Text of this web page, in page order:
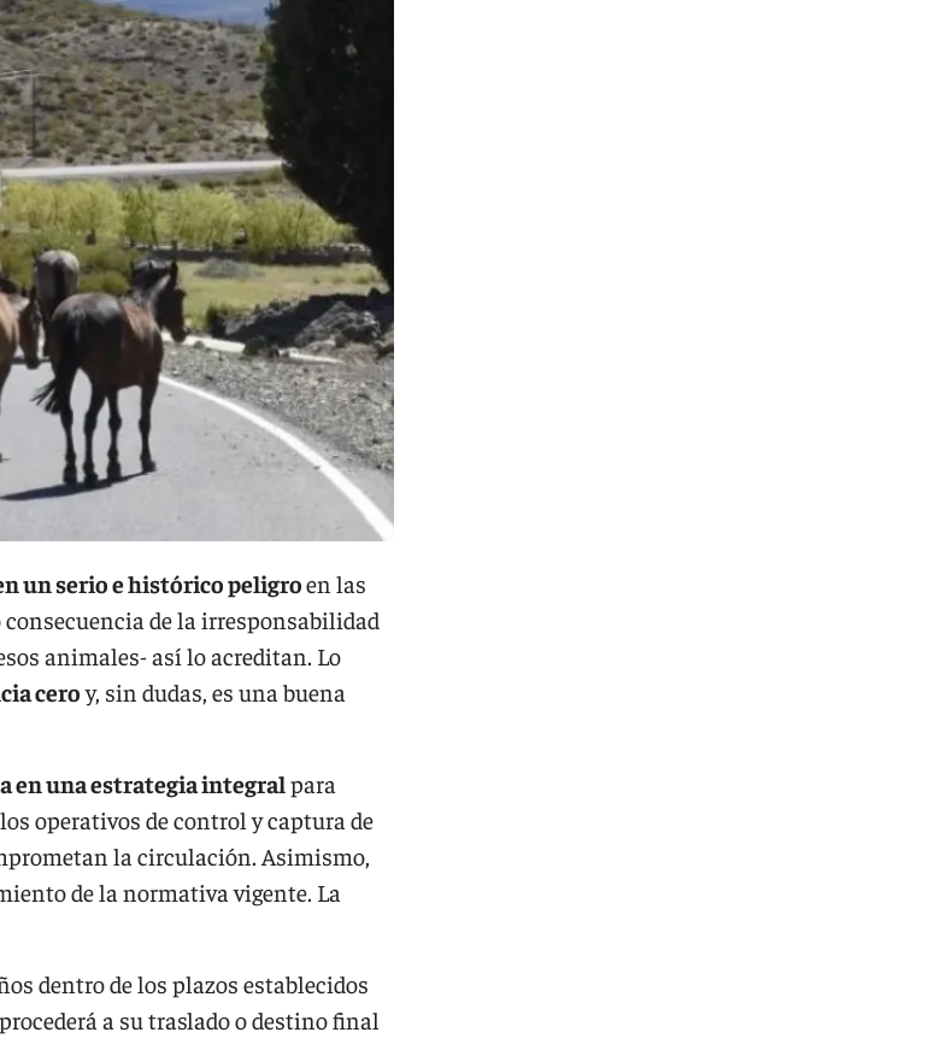
un serio e histórico peligroen las
de la irresponsabilidad
animales- así lo acreditan. Lo
ceroy, sin dudas, es una buena
en una estrategia integralpara
operativos de control y captura de
la circulación. Asimismo,
de la normativa vigente. La
dentro de los plazos establecidos
a su traslado o destino final